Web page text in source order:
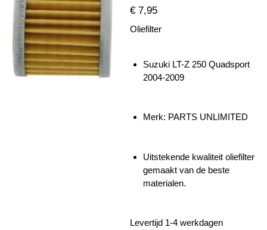
€ 7,95
Oliefilter
Suzuki LT-Z 250 Quadsport
2004-2009
Merk: PARTS UNLIMITED
Uitstekende kwaliteit oliefilter
gemaakt van de beste
materialen.
Levertijd 1-4 werkdagen